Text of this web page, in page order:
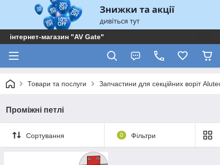
інтернет-магазин "AV Gate"
Товари та послуги Запчастини для секційних воріт
Проміжні петлі
Сортування 0 Фільтри